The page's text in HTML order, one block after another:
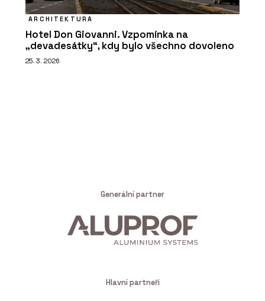
ARCHITEKTURA
Hotel Don Giovanni. Vzpomínka na
„devadesátky“, kdy bylo všechno dovoleno
25. 3. 2026
Generální partner
Hlavní partneři